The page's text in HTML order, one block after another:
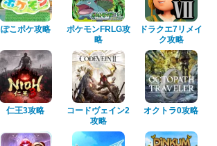
ぽこポケ攻略
ポケモンFRLG攻
略
ドラクエ7リメイ
ク攻略
仁王3攻略
コードヴェイン2
攻略
オクトラ0攻略